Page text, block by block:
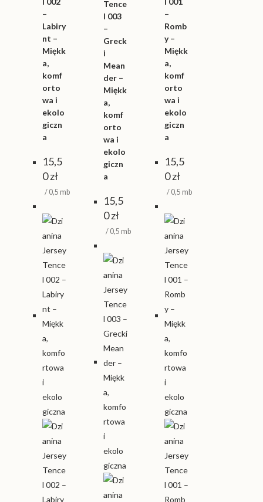
–
Labiry
nt –
Miękk
a,
komf
orto
wa i
ekolo
giczn
a
15,5
0zł
/ 0,5 mb
produktu
Tence
l 003
–
Greck
i
Mean
der –
Miękk
a,
komf
orto
wa i
ekolo
giczn
a
15,5
0zł
/ 0,5 mb
–
Romb
y –
Miękk
a,
komf
orto
wa i
ekolo
giczn
a
15,5
0zł
/ 0,5 mb